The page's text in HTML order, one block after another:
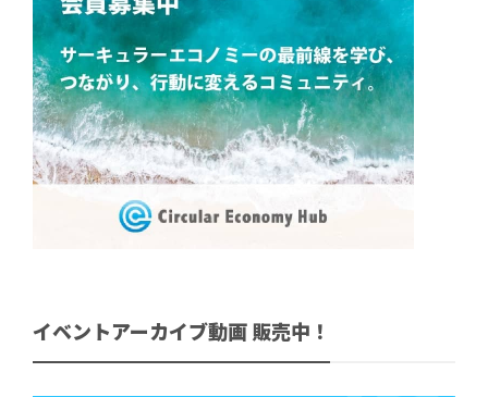
イベントアーカイブ動画 販売中！